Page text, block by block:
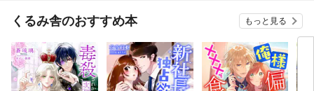
くるみ舎のおすすめ本 もっと見る